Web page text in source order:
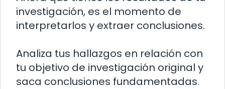
investigación, es el momento de
interpretarlos y extraer conclusiones.
Analiza tus hallazgos en relación con
tu objetivo de investigación original y
saca conclusiones fundamentadas.